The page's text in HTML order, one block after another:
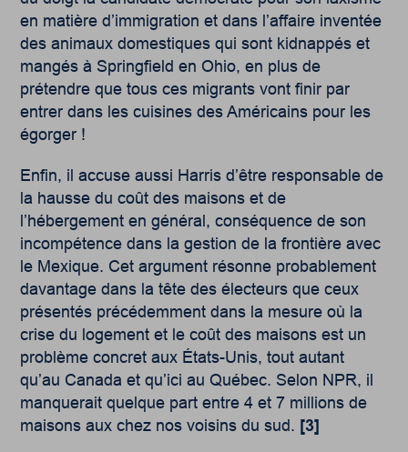
en matière d’immigration et dans l’affaire inventée
des animaux domestiques qui sont kidnappés et
mangés à Springfield en Ohio, en plus de
prétendre que tous ces migrants vont finir par
entrer dans les cuisines des Américains pour les
égorger !
Enfin, il accuse aussi Harris d’être responsable de
la hausse du coût des maisons et de
l’hébergement en général, conséquence de son
incompétence dans la gestion de la frontière avec
le Mexique. Cet argument résonne probablement
davantage dans la tête des électeurs que ceux
présentés précédemment dans la mesure où la
crise du logement et le coût des maisons est un
problème concret aux États-Unis, tout autant
qu’au Canada et qu’ici au Québec. Selon NPR, il
manquerait quelque part entre 4 et 7 millions de
maisons aux chez nos voisins du sud. [3]